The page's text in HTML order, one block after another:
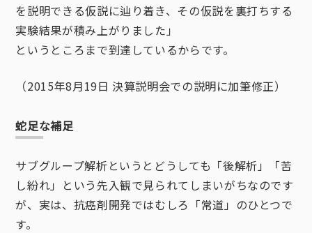
を説明できる仮説に辿り着き、その仮説を裏打ちする
実験結果が積み上がりました」
というところまで到達しているからです。
（2015年8月19日 決算説明会での説明に加筆修正）
蛇足な補足
サブグループ解析というとどうしても「後解析」「苦
し紛れ」という先入観で見られてしまいがちなのです
が、実は、抗癌剤開発ではむしろ「常道」のひとつで
す。